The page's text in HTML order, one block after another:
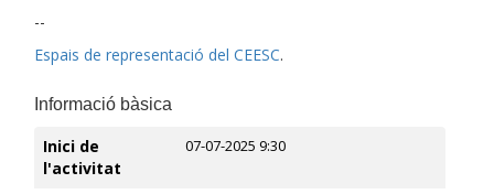
--
Espais de representació del CEESC.
Informació bàsica
Inici de
l'activitat
07-07-2025 9:30